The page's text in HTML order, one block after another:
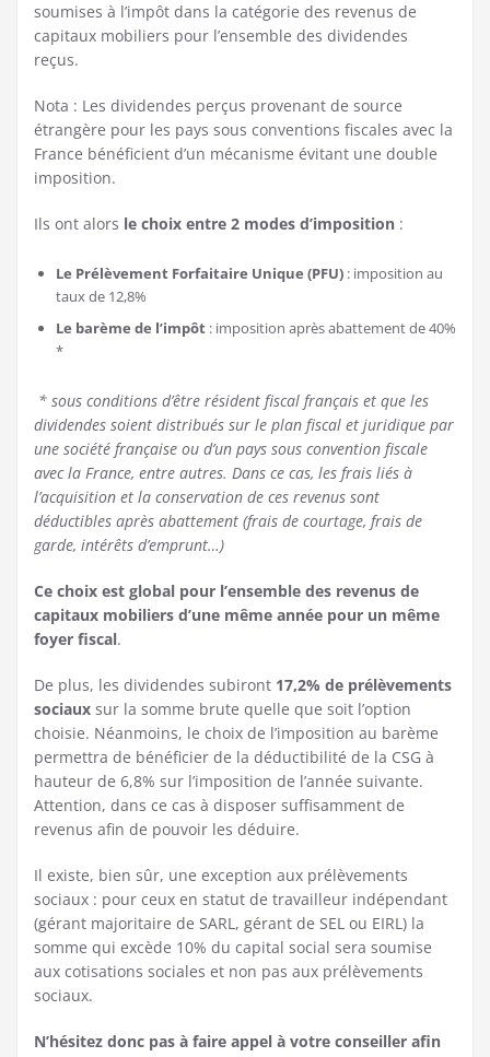
soumises à l’impôt dans la catégorie des revenus de
capitaux mobiliers pour l’ensemble des dividendes
reçus.
Nota : Les dividendes perçus provenant de source
étrangère pour les pays sous conventions fiscales avec la
France bénéficient d’un mécanisme évitant une double
imposition.
Ils ont alors le choix entre 2 modes d’imposition :
Le Prélèvement Forfaitaire Unique (PFU) : imposition au
taux de 12,8%
Le barème de l’impôt : imposition après abattement de 40%
*
* sous conditions d’être résident fiscal français et que les
dividendes soient distribués sur le plan fiscal et juridique par
une société française ou d’un pays sous convention fiscale
avec la France, entre autres. Dans ce cas, les frais liés à
l’acquisition et la conservation de ces revenus sont
déductibles après abattement (frais de courtage, frais de
garde, intérêts d’emprunt…)
Ce choix est global pour l’ensemble des revenus de
capitaux mobiliers d’une même année pour un même
foyer fiscal.
De plus, les dividendes subiront 17,2% de prélèvements
sociaux sur la somme brute quelle que soit l’option
choisie. Néanmoins, le choix de l’imposition au barème
permettra de bénéficier de la déductibilité de la CSG à
hauteur de 6,8% sur l’imposition de l’année suivante.
Attention, dans ce cas à disposer suffisamment de
revenus afin de pouvoir les déduire.
Il existe, bien sûr, une exception aux prélèvements
sociaux : pour ceux en statut de travailleur indépendant
(gérant majoritaire de SARL, gérant de SEL ou EIRL) la
somme qui excède 10% du capital social sera soumise
aux cotisations sociales et non pas aux prélèvements
sociaux.
N’hésitez donc pas à faire appel à votre conseiller afin